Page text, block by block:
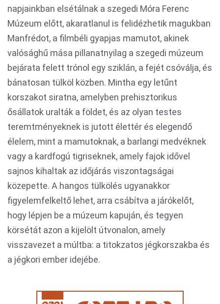
napjainkban elsétálnak a szegedi Móra Ferenc
Múzeum előtt, akaratlanul is felidézhetik magukban
Manfrédot, a filmbéli gyapjas mamutot, akinek
valósághű mása pillanatnyilag a szegedi múzeum
bejárata felett trónol egy sziklán, a fejét csóválja, és
bánatosan tülköl közben. Mintha egy letűnt
korszakot siratna, amelyben prehisztorikus
ősállatok uralták a földet, és az olyan testes
teremtményeknek is jutott élettér és elegendő
élelem, mint a mamutoknak, a barlangi medvéknek
vagy a kardfogú tigriseknek, amely fajok idővel
sajnos kihaltak az időjárás viszontagságai
közepette. A hangos tülkölés ugyanakkor
figyelemfelkeltő lehet, arra csábítva a járókelőt,
hogy lépjen be a múzeum kapuján, és tegyen
körsétát azon a kijelölt útvonalon, amely
visszavezet a múltba: a titokzatos jégkorszakba és
a jégkori ember idejébe.